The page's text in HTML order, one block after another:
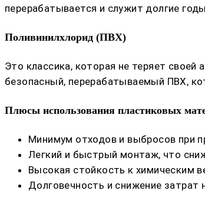
перерабатывается и служит долгие
Поливинилхлорид (ПВХ)
Это классика, которая не теряет
безопасный, перерабатываемый ПВХ,
Плюсы использования пластиковых
Минимум отходов и выбросов при
Легкий и быстрый монтаж, что
Высокая стойкость к химическим
Долговечность и снижение затрат